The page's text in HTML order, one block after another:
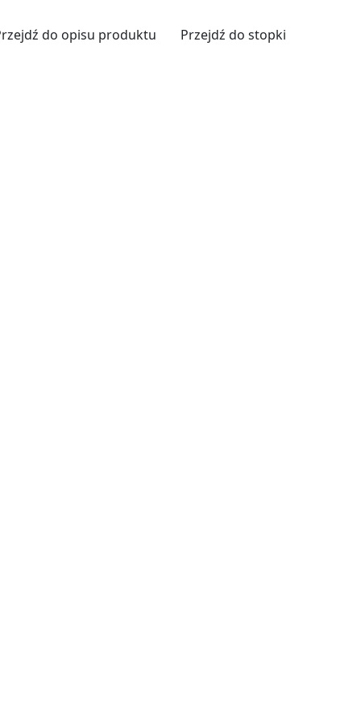
do opisu produktu Przejdź do stopki